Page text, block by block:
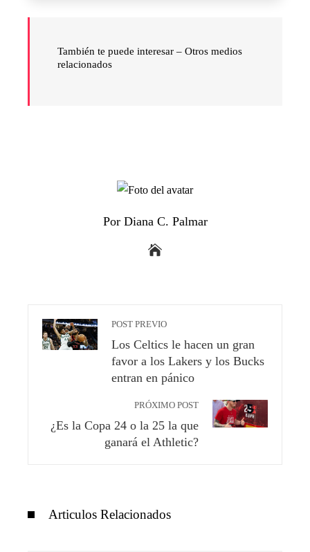
También te puede interesar – Otros medios
relacionados
Por Diana C. Palmar
POST PREVIO
Los Celtics le hacen un gran
favor a los Lakers y los Bucks
entran en pánico
PRÓXIMO POST
¿Es la Copa 24 o la 25 la que
ganará el Athletic?
Articulos Relacionados